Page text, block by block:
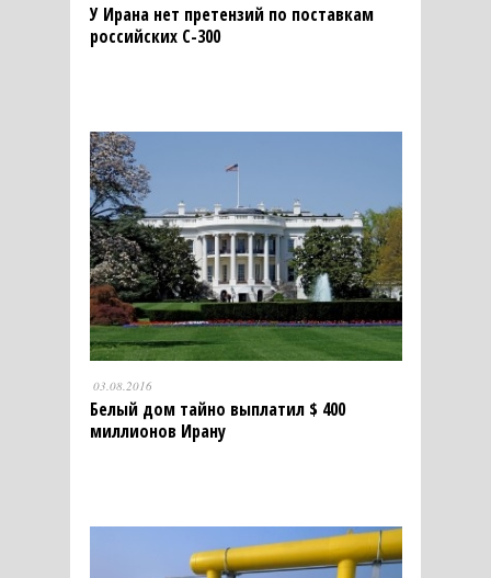
У Ирана нет претензий по поставкам
российских С-300
03.08.2016
Белый дом тайно выплатил $ 400
миллионов Ирану